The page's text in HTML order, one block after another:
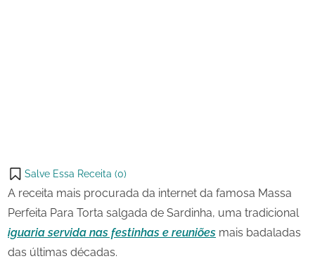
on
X
Salve Essa Receita (0)
A receita mais procurada da internet da famosa Massa
Perfeita Para Torta salgada de Sardinha, uma tradicional
iguaria servida nas festinhas e reuniões mais badaladas
das últimas décadas.